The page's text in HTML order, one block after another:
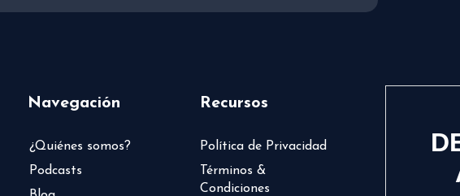
Navegación
¿Quiénes somos?
Podcasts
Recursos
Política de Privacidad
Términos &
Condiciones